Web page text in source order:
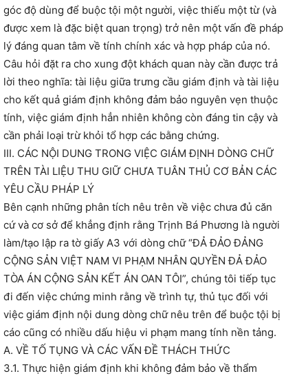
góc độ dùng để buộc tội một người, việc thiếu một từ (và
được xem là đặc biệt quan trọng) trở nên một vấn đề pháp
lý đáng quan tâm về tính chính xác và hợp pháp của nó.
Câu hỏi đặt ra cho xung đột khách quan này cần được trả
lời theo nghĩa: tài liệu giữa trưng cầu giám định và tài liệu
cho kết quả giám định không đảm bảo nguyên vẹn thuộc
tính, việc giám định hẳn nhiên không còn đáng tin cậy và
cần phải loại trừ khỏi tổ hợp các bằng chứng.
III. CÁC NỘI DUNG TRONG VIỆC GIÁM ĐỊNH DÒNG CHỮ
TRÊN TÀI LIỆU THU GIỮ CHƯA TUÂN THỦ CƠ BẢN CÁC
YÊU CẦU PHÁP LÝ
Bên cạnh những phân tích nêu trên về việc chưa đủ căn
cứ và cơ sở để khẳng định rằng Trịnh Bá Phương là người
làm/tạo lập ra tờ giấy A3 với dòng chữ “ĐẢ ĐẢO ĐẢNG
CỘNG SẢN VIỆT NAM VI PHẠM NHÂN QUYỀN ĐẢ ĐẢO
TÒA ÁN CỘNG SẢN KẾT ÁN OAN TÔI”, chúng tôi tiếp tục
đi đến việc chứng minh rằng về trình tự, thủ tục đối với
việc giám định nội dung dòng chữ nêu trên để buộc tội bị
cáo cũng có nhiều dấu hiệu vi phạm mang tính nền tảng.
A. VỀ TỐ TỤNG VÀ CÁC VẤN ĐỀ THÁCH THỨC
3.1. Thực hiện giám định khi không đảm bảo về thẩm